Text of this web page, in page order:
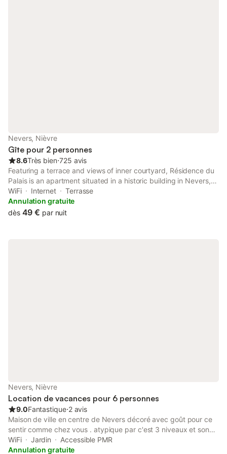
Nevers, Nièvre
Gîte pour 2 personnes
8.6Très bien⋅725 avis
Featuring a terrace and views of inner courtyard, Résidence du
Palais is an apartment situated in a historic building in Nevers,
300 metres from Ducal Palace of Nevers.
WiFi Internet
Terrasse
Annulation gratuite
dès 49 € par nuit
Nevers, Nièvre
Location de vacances pour 6 personnes
9.0Fantastique⋅2 avis
Maison de ville en centre de Nevers décoré avec goût pour ce
sentir comme chez vous . atypique par c'est 3 niveaux et son
atout un jardin de 400m pour vos longues soirées autour d'un
barbecue . arrivée et départ autonome par boîte à clé sécurisé
WiFi Jardin
Accessible PMR
Annulation gratuite